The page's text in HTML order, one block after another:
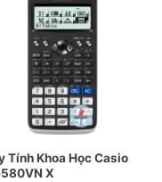
Tính Khoa Học Casio
X